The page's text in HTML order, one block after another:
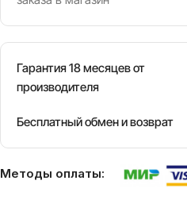
Гарантия 18 месяцев от
производителя
Бесплатный обмен и возврат
Методы оплаты: